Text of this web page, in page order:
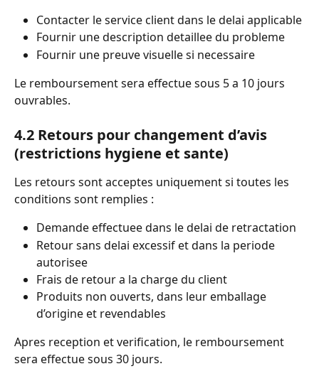
Contacter le service client dans le delai applicable
Fournir une description detaillee du probleme
Fournir une preuve visuelle si necessaire
Le remboursement sera effectue sous 5 a 10 jours
ouvrables.
4.2 Retours pour changement d’avis
(restrictions hygiene et sante)
Les retours sont acceptes uniquement si toutes les
conditions sont remplies :
Demande effectuee dans le delai de retractation
Retour sans delai excessif et dans la periode
autorisee
Frais de retour a la charge du client
Produits non ouverts, dans leur emballage
d’origine et revendables
Apres reception et verification, le remboursement
sera effectue sous 30 jours.